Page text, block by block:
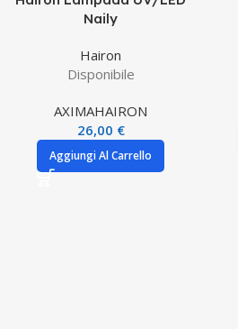
Naily
Hairon
Disponibile
AXIMAHAIRON
26,00 €
Aggiungi Al Carrello